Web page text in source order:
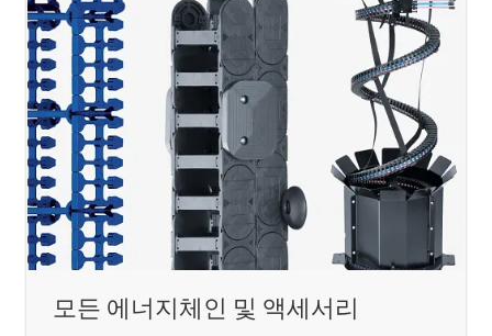
모든 에너지체인 및 액세서리